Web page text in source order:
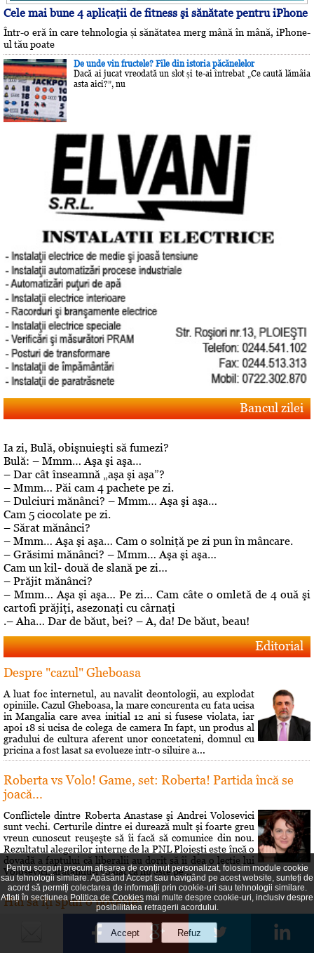
Cele mai bune 4 aplicaţii de fitness şi sănătate pentru iPhone
Într-o eră în care tehnologia și sănătatea merg mână în mână, iPhone-
ul tău poate
De unde vin fructele? File din istoria păcănelelor
Dacă ai jucat vreodată un slot și te-ai întrebat „Ce caută lămâia
asta aici?”, nu
Bancul zilei
Ia zi, Bulă, obişnuieşti să fumezi?
Bulă: – Mmm… Aşa şi aşa…
– Dar cât înseamnă „aşa şi aşa”?
– Mmm… Păi cam 4 pachete pe zi.
– Dulciuri mănânci? – Mmm… Aşa şi aşa…
Cam 5 ciocolate pe zi.
– Sărat mănânci?
– Mmm… Aşa şi aşa… Cam o solniţă pe zi pun în mâncare.
– Grăsimi mănânci? – Mmm… Aşa şi aşa…
Cam un kil- două de slană pe zi…
– Prăjit mănânci?
– Mmm… Aşa şi aşa… Pe zi… Cam câte o omletă de 4 ouă şi
cartofi prăjiţi, asezonaţi cu cârnaţi
.– Aha… Dar de băut, bei? – A, da! De băut, beau!
Editorial
Despre "cazul" Gheboasa
A luat foc internetul, au navalit deontologii, au explodat
opiniile. Cazul Gheboasa, la mare concurenta cu fata ucisa
in Mangalia care avea initial 12 ani si fusese violata, iar
apoi 18 si ucisa de colega de camera In fapt, un produs al
gradului de cultura aferent unor concetateni, domnul cu
pricina a fost lasat sa evolueze intr-o siluire a...
Roberta vs Volo! Game, set: Roberta! Partida încă se
joacă...
Conflictele dintre Roberta Anastase şi Andrei Volosevici
sunt vechi. Certurile dintre ei durează mult şi foarte greu
vreun cunoscut reuşeşte să îi facă să comunice din nou.
Rezultatul alegerilor interne de la PNL Ploieşti este încă o
dovadă a faptului că liberalii au dorit să îi dea o lecţie lui
Volosevici, arâtându-i voalat că nu este pe...
Hai să îţi spun o poveste!
Prin 1951 Brâncusi a dorit să lase mostenire României
200 de lucrări si atelierul său parizian. Statul român a
respins oferta. A fost o sedinţă si s-a decis că Brâncusi nu
Pentru scopuri precum afișarea de conținut personalizat, folosim module cookie
sau tehnologii similare. Apăsând Accept sau navigând pe acest website, sunteți de
acord să permiți colectarea de informații prin cookie-uri sau tehnologii similare.
Aflați în secțiuneaPolitica de Cookies mai multe despre cookie-uri, inclusiv despre
posibilitatea retragerii acordului.